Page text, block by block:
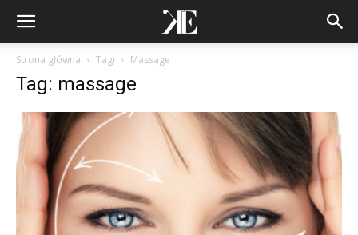
Strona główna Tagi Massage
Tag: massage